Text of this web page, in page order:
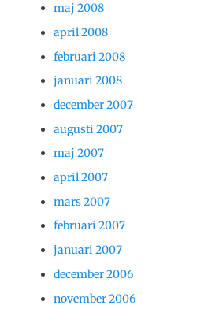
maj 2008
april 2008
februari 2008
januari 2008
december 2007
augusti 2007
maj 2007
april 2007
mars 2007
februari 2007
januari 2007
december 2006
november 2006